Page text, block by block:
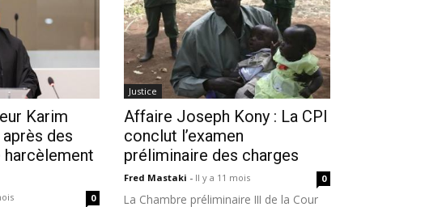
Karim
après des
0
Justice
Affaire Joseph Kony : La CPI
conclut l’examen
préliminaire des charges
Fred Mastaki - Il y a 11 mois 0
La Chambre préliminaire III de la Cour